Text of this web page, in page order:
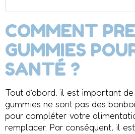
COMMENT
GUMMIES
SANTÉ ?
Tout d’abord, il est important
gummies ne sont pas des
pour compléter votre
remplacer. Par conséquent, il